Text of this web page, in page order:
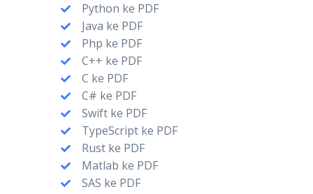
Python ke PDF
Java ke PDF
Php ke PDF
C++ ke PDF
C ke PDF
C# ke PDF
Swift ke PDF
TypeScript ke PDF
Rust ke PDF
Matlab ke PDF
SAS ke PDF